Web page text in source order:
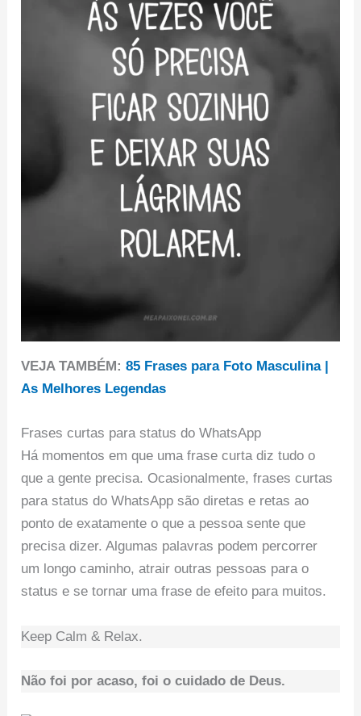
VEJA TAMBÉM:85 Frases para Foto Masculina |
As Melhores Legendas
Frases curtas para status do WhatsApp
Há momentos em que uma frase curta diz tudo o
que a gente precisa. Ocasionalmente, frases curtas
para status do WhatsApp são diretas e retas ao
ponto de exatamente o que a pessoa sente que
precisa dizer. Algumas palavras podem percorrer
um longo caminho, atrair outras pessoas para o
status e se tornar uma frase de efeito para muitos.
Keep Calm & Relax.
Não foi por acaso, foi o cuidado de Deus.